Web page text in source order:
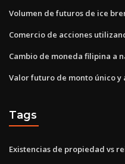
Volumen de futuros de ice
Comercio de acciones
Cambio de moneda filipina a
Valor futuro de monto único y
Tags
Existencias de propiedad vs